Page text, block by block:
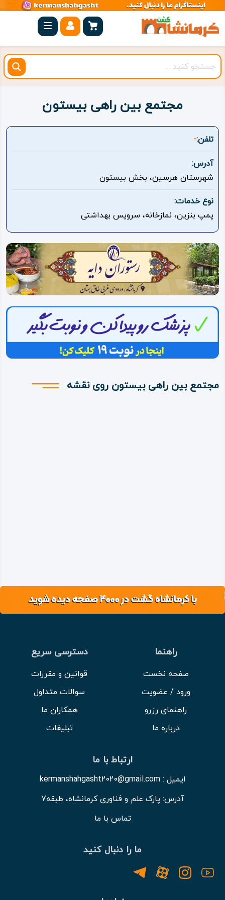
صفحه
اصلی
کرمانشاه
شهرستان
بیستون
روستاهای
هدف
اقامتگاه
ویژه
ویدئو
درباره
ما
مجتمع بین راهی بیستون
تلفن:-
آدرس:
شهرستان هرسین، بخش بیستون
نوع خدمات:
پمپ بنزین، نمازخانه، سرویس بهداشتی
مجتمع بین راهی بیستون روی نقشه
راهنما
صفحه نخست
ورود / عضویت
راهنمای رزرو
درباره ما
دسترسی سریع
قوانین و مقررات
سوالات متداول
همکاران ما
تبلیغات
ارتباط با ما
ایمیل : kermanshahgasht2020@gmail.com
آدرس: پارک علم و فناوری کرمانشاه، طبقه7
تماس با ما
ما را دنبال کنید